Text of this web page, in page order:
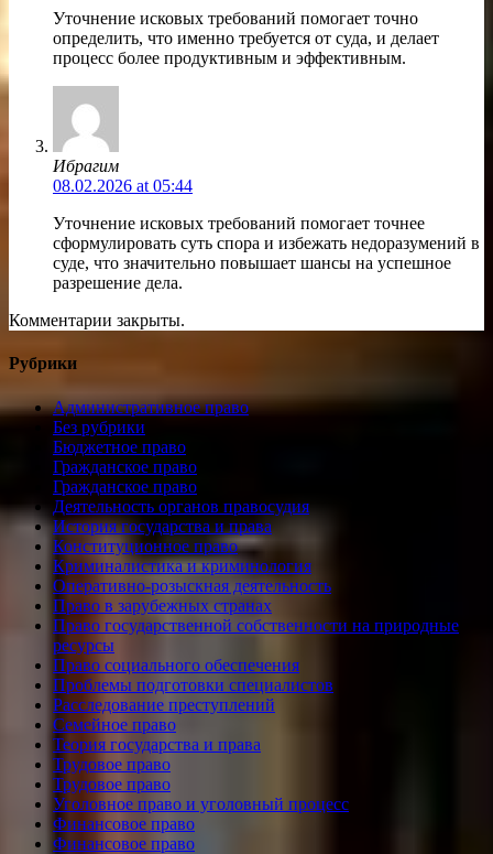
Уточнение исковых требований помогает точно
определить, что именно требуется от суда, и делает
процесс более продуктивным и эффективным.
Ибрагим
08.02.2026 at 05:44
Уточнение исковых требований помогает точнее
сформулировать суть спора и избежать недоразумений в
суде, что значительно повышает шансы на успешное
разрешение дела.
Комментарии закрыты.
Рубрики
Административное право
Без рубрики
Бюджетное право
Гражданское право
Гражданское право
Деятельность органов правосудия
История государства и права
Конституционное право
Криминалистика и криминология
Оперативно-розыскная деятельность
Право в зарубежных странах
Право государственной собственности на природные
ресурсы
Право социального обеспечения
Проблемы подготовки специалистов
Расследование преступлений
Семейное право
Теория государства и права
Трудовое право
Трудовое право
Уголовное право и уголовный процесс
Финансовое право
Финансовое право